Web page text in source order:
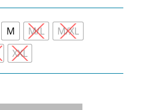
M M/L
M/XL
XXL